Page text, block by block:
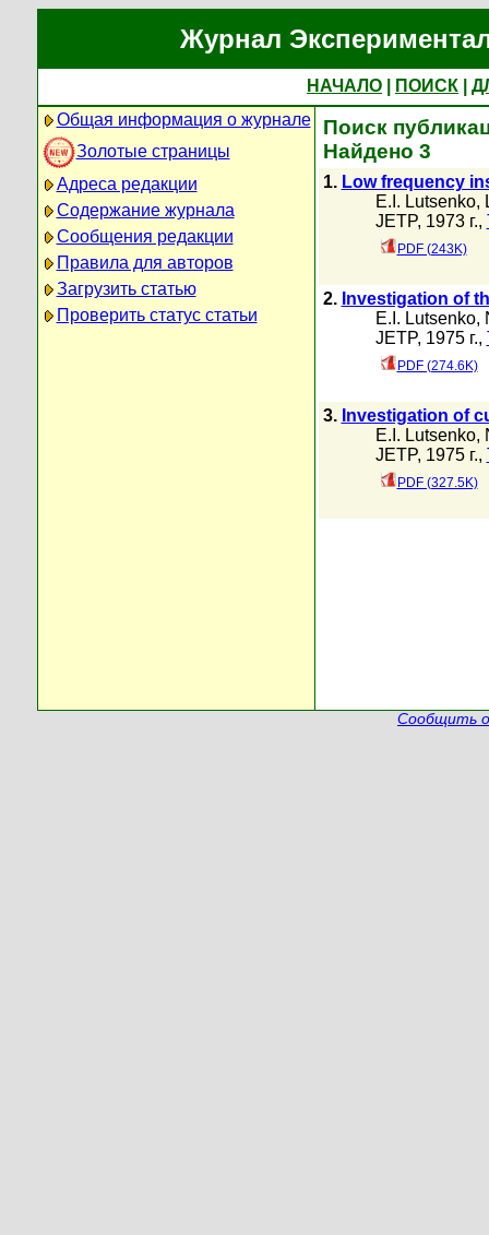
Журнал
НАЧАЛО ПОИСК
Общая информация о журнале
Золотые страницы
Адреса редакции
Содержание журнала
Сообщения редакции
Правила для авторов
Загрузить статью
Проверить статус статьи
Поиск
Найдено 3
1. Low frequency
E.I. Lutsenko,
JETP, 1973 г.,
PDF (243K)
2. Investigation of
E.I. Lutsenko,
JETP, 1975 г.,
PDF (274.6K)
3. Investigation of
E.I. Lutsenko,
JETP, 1975 г.,
PDF (327.5K)
Сообщить о